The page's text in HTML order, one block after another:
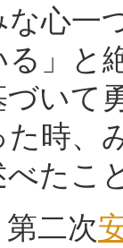
な心一
る」と
づいて
た時、
たこ
二次